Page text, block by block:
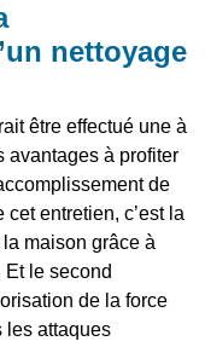
nettoyage
être effectué une à
avantages à profiter
de
entretien, c’est la
maison grâce à
Et le second
de la force
les attaques